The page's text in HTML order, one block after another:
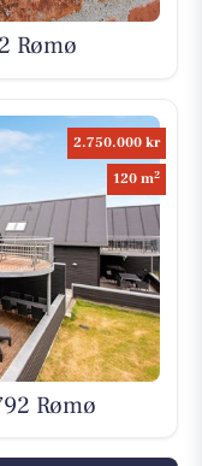
Rømø
2.750.000 kr
120 m2
Rømø